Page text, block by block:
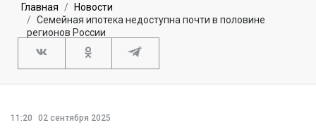
Главная
Новости
Семейная ипотека недоступна почти в половине
регионов России
11:20 02 сентября 2025